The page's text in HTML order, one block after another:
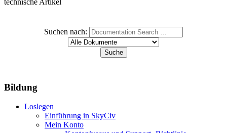
technische Artikel
Suchen nach:
Bildung
Loslegen
Einführung in SkyCiv
Mein Konto